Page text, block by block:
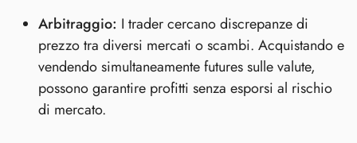
Arbitraggio: I trader cercano discrepanze di
prezzo tra diversi mercati o scambi. Acquistando e
vendendo simultaneamente futures sulle valute,
possono garantire profitti senza esporsi al rischio
di mercato.